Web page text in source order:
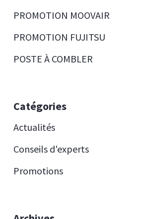
PROMOTION MOOVAIR
PROMOTION FUJITSU
POSTE À COMBLER
Catégories
Actualités
Conseils d'experts
Promotions